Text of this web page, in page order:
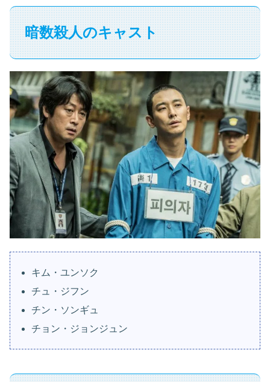
暗数殺人のキャスト
キム・ユンソク
チュ・ジフン
チン・ソンギュ
チョン・ジョンジュン